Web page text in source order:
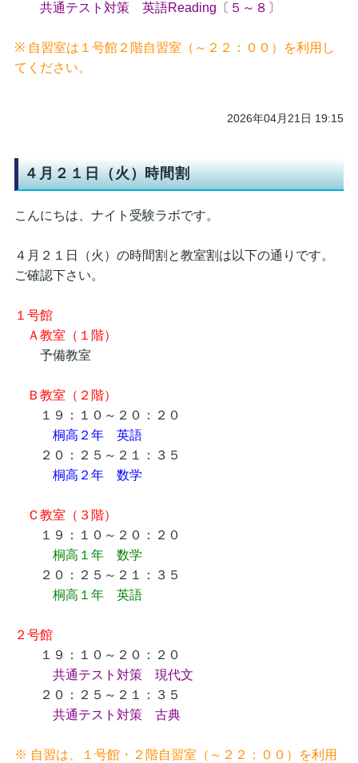
共通テスト対策 英語Reading〔５～８〕
※ 自習室は１号館２階自習室（～２２：００）を利用し
てください。
2026年04月21日 19:15
４月２１日（火）時間割
こんにちは、ナイト受験ラボです。
４月２１日（火）の時間割と教室割は以下の通りです。
ご確認下さい。
１号館
Ａ教室（１階）
予備教室
Ｂ教室（２階）
１９：１０～２０：２０
桐高２年 英語
２０：２５～２１：３５
桐高２年 数学
Ｃ教室（３階）
１９：１０～２０：２０
桐高１年 数学
２０：２５～２１：３５
桐高１年 英語
２号館
１９：１０～２０：２０
共通テスト対策 現代文
２０：２５～２１：３５
共通テスト対策 古典
※ 自習は、１号館・２階自習室（～２２：００）を利用